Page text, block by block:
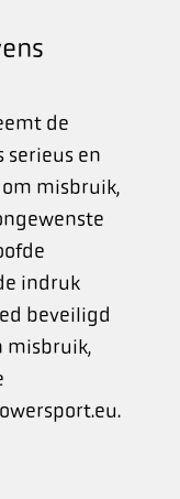
de
serieus en
misbruik,
indruk
beveiligd
misbruik,